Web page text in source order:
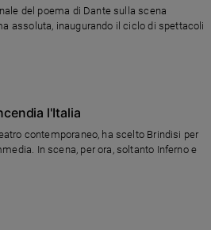
del poema di Dante sulla scena
assoluta, inaugurando il ciclo di spettacoli
l'Italia
contemporaneo, ha scelto Brindisi per
In scena, per ora, soltanto Inferno e